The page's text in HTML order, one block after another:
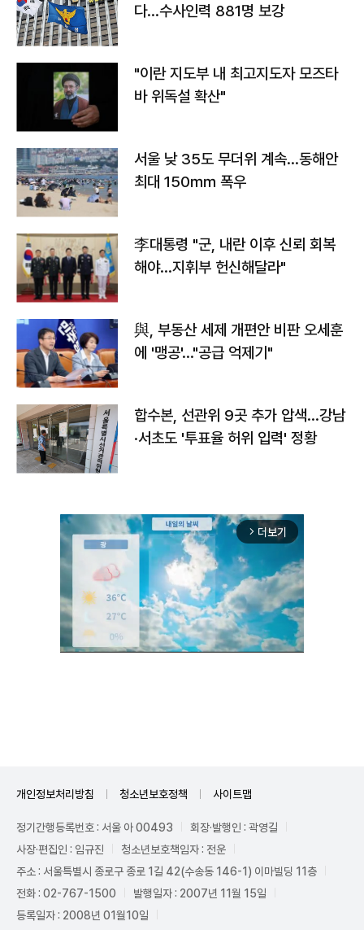
다…수사인력 881명 보강
"이란 지도부 내 최고지도자 모즈타
바 위독설 확산"
서울 낮 35도 무더위 계속…동해안
최대 150㎜ 폭우
李대통령 "군, 내란 이후 신뢰 회복
해야…지휘부 헌신해달라"
與, 부동산 세제 개편안 비판 오세훈
에 '맹공'…"공급 억제기"
합수본, 선관위 9곳 추가 압색…강남
·서초도 '투표율 허위 입력' 정황
arrow_forward_ios 더보기
개인정보처리방침 청소년보호정책 사이트맵
정기간행등록번호 : 서울 아 00493
회장·발행인 : 곽영길
사장·편집인 : 임규진
청소년보호책임자 : 전운
주소 : 서울특별시 종로구 종로 1길 42(수송동 146-1) 이마빌딩 11층
전화 : 02-767-1500
발행일자 : 2007년 11월 15일
등록일자 : 2008년 01월10일